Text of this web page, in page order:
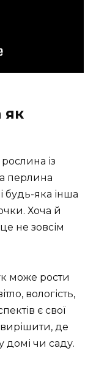
як
із
перлина
будь-яка інша
Хоча й
не зовсім
може рости
вологість,
є свої
вирішити, де
домі чи саду.